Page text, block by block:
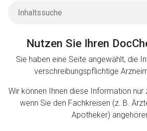
Nutzen Sie Ihren
Sie haben eine Seite angewählt, die
verschreibungspflichtige
Wir können Ihnen diese Information nur
wenn Sie den Fachkreisen (z. B.
Apotheker)